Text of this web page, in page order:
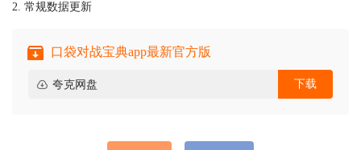
2. 常规数据更新
口袋对战宝典app最新官方版
夸克网盘 下载